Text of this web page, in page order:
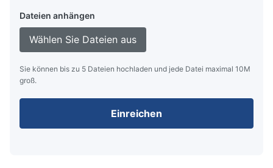
Dateien anhängen
Wählen Sie Dateien aus
Sie können bis zu 5 Dateien hochladen und jede Datei maximal 10M
groß.
Einreichen